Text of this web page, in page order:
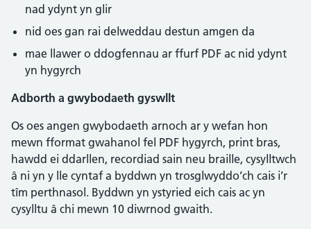
nad ydynt yn glir
nid oes gan rai delweddau destun amgen da
mae llawer o ddogfennau ar ffurf PDF ac nid ydynt
yn hygyrch
Adborth a gwybodaeth gyswllt
Os oes angen gwybodaeth arnoch ar y wefan hon
mewn fformat gwahanol fel PDF hygyrch, print bras,
hawdd ei ddarllen, recordiad sain neu braille, cysylltwch
â ni yn y lle cyntaf a byddwn yn trosglwyddo’ch cais i’r
tîm perthnasol. Byddwn yn ystyried eich cais ac yn
cysylltu â chi mewn 10 diwrnod gwaith.